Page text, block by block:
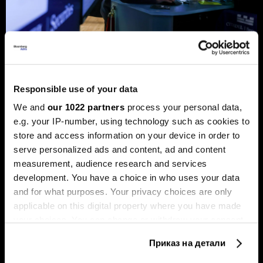
Responsible use of your data
We and our 1022 partners process your personal data,
e.g. your IP-number, using technology such as cookies to
store and access information on your device in order to
serve personalized ads and content, ad and content
measurement, audience research and services
development. You have a choice in who uses your data
and for what purposes. Your privacy choices are only
applicable on this digital property where you have made
Приказ на детали
Берзански преглед: Волстрит
хоризонтот бура
Акциите на технолошките компании ја засилуваат
еуфоријата, политичките потреси и инфлацијата ги
погодија обврзниците
Портфолиото на